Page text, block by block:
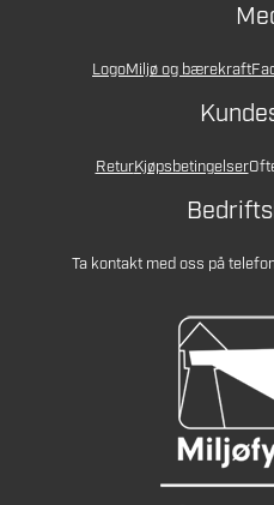
LogoMiljø og bærekraft
ReturKjøpsbetingelser
Ta kontakt med oss på